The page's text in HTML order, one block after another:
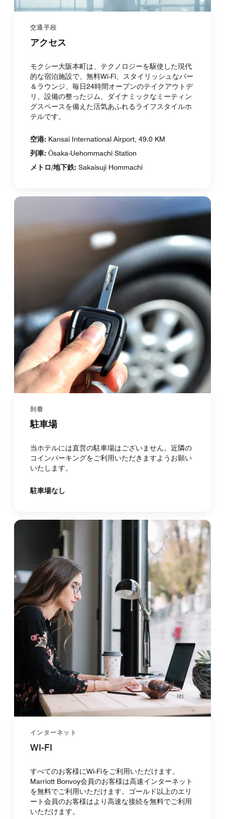
交通手段
アクセス
モクシー大阪本町は、テクノロジーを駆使した現代
的な宿泊施設で、無料Wi-Fi、スタイリッシュなバー
＆ラウンジ、毎日24時間オープンのテイクアウトデ
リ、設備の整ったジム、ダイナミックなミーティン
グスペースを備えた活気あふれるライフスタイルホ
テルです。
空港: Kansai International Airport, 49.0 KM
列車: Ōsaka-Uehommachi Station
メトロ/地下鉄: Sakaisuji Hommachi
到着
駐車場
当ホテルには直営の駐車場はございません。近隣の
コインパーキングをご利用いただきますようお願い
いたします。
駐車場なし
インターネット
WI-FI
すべてのお客様にWi-Fiをご利用いただけます。
Marriott Bonvoy会員のお客様は高速インターネット
を無料でご利用いただけます。ゴールド以上のエリ
ート会員のお客様はより高速な接続を無料でご利用
いただけます。